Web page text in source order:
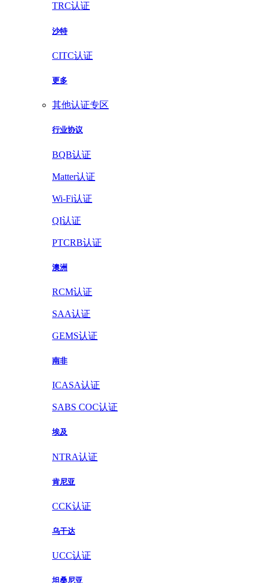
TRC认证
沙特
CITC认证
更多
其他认证专区
行业协议
BQB认证
Matter认证
Wi-Fi认证
QI认证
PTCRB认证
澳洲
RCM认证
SAA认证
GEMS认证
南非
ICASA认证
SABS COC认证
埃及
NTRA认证
肯尼亚
CCK认证
乌干达
UCC认证
坦桑尼亚